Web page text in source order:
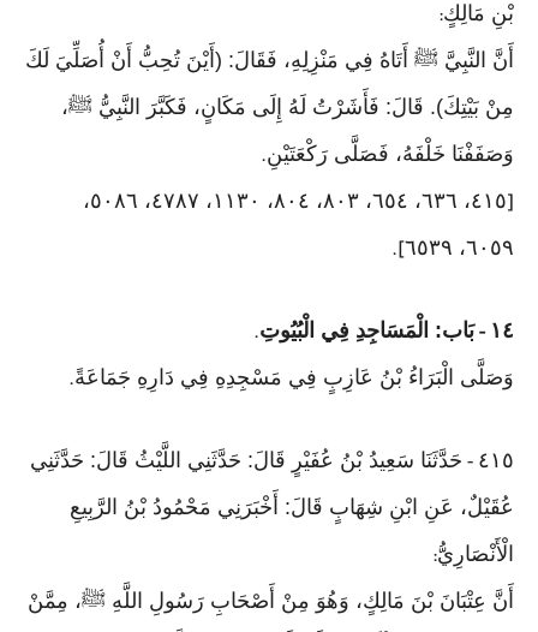
بْنِ مَالِكٍ:
أَنَّ النَّبِيَّ ﷺ أَتَاهُ فِي مَنْزِلِهِ، فَقَالَ: (أَيْنَ تُحِبُّ أَنْ أُصَلِّيَ لَكَ
مِنْ بَيْتِكَ). قَالَ: فَأَشَرْتُ لَهُ إِلَى مَكَانٍ، فَكَبَّرَ النَّبِيُّ ﷺ،
وَصَفَفْنَا خَلْفَهُ، فَصَلَّى رَكْعَتَيْنِ.
[
٤١٥، ٦٣٦، ٦٥٤، ٨٠٣، ٨٠٤، ١١٣٠، ٤٧٨٧، ٥٠٨٦،
٦٠٥٩، ٦٥٣٩
].
١٤ -بَاب: الْمَسَاجِدِ فِي الْبُيُوتِ.
وَصَلَّى الْبَرَاءُ بْنُ عَازِبٍ فِي مَسْجِدِهِ فِي دَارِهِ جَمَاعَةً.
٤١٥ - حَدَّثَنَا سَعِيدُ بْنُ عُفَيْرٍ قَالَ: حَدَّثَنِي اللَّيْثُ قَالَ: حَدَّثَنِي
عُقَيْلٌ، عَنِ ابْنِ شِهَابٍ قَالَ: أَخْبَرَنِي مَحْمُودُ بْنُ الرَّبِيعِ
الْأَنْصَارِيُّ:
أَنَّ عِتْبَانَ بْنَ مَالِكٍ، وَهُوَ مِنْ أَصْحَابِ رَسُولِ اللَّهِ ﷺ، مِمَّنْ